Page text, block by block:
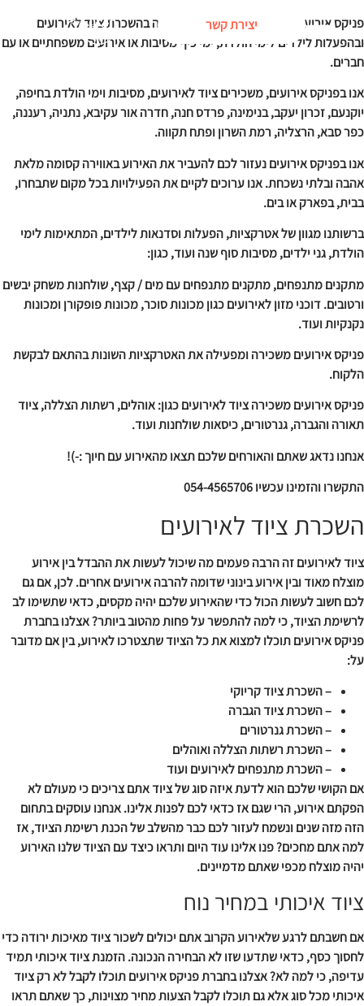
יצירת קשר
פניקס אירועים נמצאת בפרדס חנה ומתמחה בהשכרת ציוד לאירועים
ובהפעלות לילדים לימי הולדת, ימי כיף מסיבות או אירועים משפחתיים או עם
חברים.
אנו בפניקס אירועים, משכירים ציוד לאירועים, מסיבות וימי הולדת בחיפה,
יוקנעם, זכרון יעקב, בנימינה, פרדס חנה, חדרה אור עקיבא, נתניה, רעננה,
כפר סבא, הרצליה, רמת השרון ופתח תקווה.
אנו בפניקס אירועים נעזור לכם להעביר את האירוע באווירה קסומה מלאת
אהבה ובלתי נשכחת. אנו ערוכים לקיים את הפעילויות בכל מקום שתבחרו,
בבית, בפארק או בים.
ברשותנו מגוון של אטרקציות, הפעלות וסדנאות לילדים, המתאימות לימי
הולדת, גני ילדים, מסיבות סוף שנה ועוד, כגון:
מתקנים מתנפחים, מתקנים מתנפחים עם מים / קצף, שולחנות משחק יבשים
ורטובים. דוכני מזון לאירועים כגון מכונות סוכר, מכונות פופקורן ומכונות
נקנקיות ועוד.
פניקס אירועים משכירה ומפעילה את האטרקציות השונות בהתאם לבקשת
הלקוח.
פניקס אירועים משכירה ציוד לאירועים כגון: אוהלים, רשתות הצללה, ציוד
תאורה והגברה, גנרטורים, כיסאות שולחנות ועוד.
אנחנו נדאג שאתם והאורחים שלכם תצאו מהאירוע עם חיוך :-)!
התקשרו והזמינו עכשיו 054-4565706
השכרת ציוד לאירועים
ציוד לאירועים זה הרבה פעמים מה שיכול לעשות את ההבדל בין אירוע
מוצלח מאוד ובין אירוע בינוני שדומה להרבה אירועים אחרים. לכן, אם גם
לכם חשוב לעשות הכול כדי שהאירוע שלכם יהיה מקסים, כדאי שתשימו לב
לרשימת הציוד, כי למה להתפשר על פחות מהטוב ביותר? אצלנו בחברת
פניקס אירועים תוכלו למצוא את כל הציוד שתצטרכו לאירוע, בין אם מדובר
על:
– השכרת ציוד קריוקי
– השכרת ציוד הגברה
– השכרת גנרטורים
– השכרת רשתות הצללה ואוהלים
– השכרת מתנפחים לאירועים ועוד
אם הקושי שלכם הוא לדעת איזה סוג של ציוד אתם צריכים כי מעולם לא
הפקתם אירוע, הרי שגם אז כדאי לכם לפנות אלינו. אנחנו עוסקים בתחום
הזה מזה שנים ונשמח לעזור לכם כבר מהשלב של הכנת רשימת הציוד, אז
למה אתם מחכים? פנו אלינו עוד היום ותראו כיצד עם הציוד שלנו האירוע
יהיה מוצלח מכפי שאתם מדמיינים.
ציוד איכותי במחיר נוח
אם חשבתם לרגע שלאירוע הקרוב אתם יכולים לשכור ציוד מאיכות ירודה כדי
לחסוך כסף, כדאי שתדעו שזו לא הבחירה הנכונה. הזמנת ציוד איכותי תמיד
עדיפה, כי למה לא? אצלנו בחברת פניקס אירועים תוכלו לקבל לא רק ציוד
איכותי מכל סוג אלא גם תוכלו לקבל הצעות מחיר מצוינות, כך שאתם תראו